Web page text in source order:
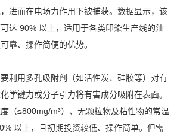
进而在电场力作用下被捕获。数据显示，该
达 90% 以上，适用于各类印染生产线的油
靠、操作简便的优势。
利用多孔吸附剂（如活性炭、硅胶等）对有
学键力或分子引力将有害成分吸附在表面。
（≤800mg/m³）、无颗粒物及粘性物的常温
以上，且初期投资较低、操作简单。但需